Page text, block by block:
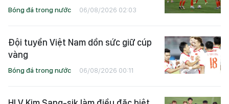
Bóng đá trong nước 06/08/2026 02:03
Đội tuyển Việt Nam dồn sức giữ cúp
vàng
Bóng đá trong nước 06/08/2026 00:11